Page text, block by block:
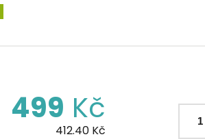
499 Kč
412.40Kč